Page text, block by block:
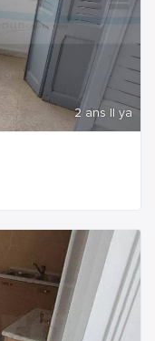
2 ans Il ya